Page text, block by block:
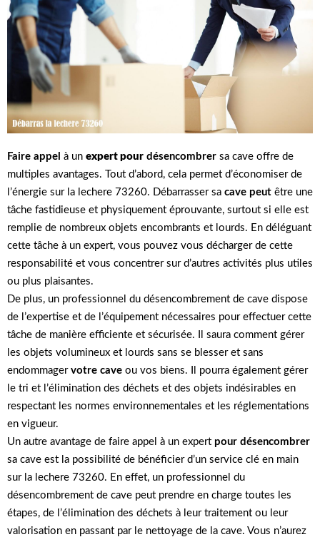
Faire appel à un expert pour désencombrer sa cave offre de
multiples avantages. Tout d’abord, cela permet d’économiser de
l’énergie sur la lechere 73260. Débarrasser sa cave peut être une
tâche fastidieuse et physiquement éprouvante, surtout si elle est
remplie de nombreux objets encombrants et lourds. En déléguant
cette tâche à un expert, vous pouvez vous décharger de cette
responsabilité et vous concentrer sur d’autres activités plus utiles
ou plus plaisantes.
De plus, un professionnel du désencombrement de cave dispose
de l’expertise et de l’équipement nécessaires pour effectuer cette
tâche de manière efficiente et sécurisée. Il saura comment gérer
les objets volumineux et lourds sans se blesser et sans
endommager votre cave ou vos biens. Il pourra également gérer
le tri et l’élimination des déchets et des objets indésirables en
respectant les normes environnementales et les réglementations
en vigueur.
Un autre avantage de faire appel à un expert pour désencombrer
sa cave est la possibilité de bénéficier d’un service clé en main
sur la lechere 73260. En effet, un professionnel du
désencombrement de cave peut prendre en charge toutes les
étapes, de l’élimination des déchets à leur traitement ou leur
valorisation en passant par le nettoyage de la cave. Vous n’aurez